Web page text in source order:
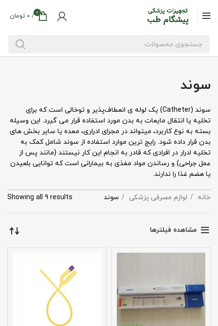
0
/
0 تومان
سوند
سوند (Catheter) یک لوله ی انعطاف‌پذیر و توخالی است که برای
تخلیه یا انتقال مایعات به بدن مورد استفاده قرار می گیرد. این وسیله
بسته به نوع کاربرد، میتواند در مجرای ادراری، معده یا سایر بخش های
بدن قرار داده شود. رایج ترین موارد استفاده از سوند شامل کمک به
تخلیه ادرار در افرادی که قادر به انجام این کار نیستند (مانند پس از
عمل جراحی) و رساندن مواد مغذی به بیمارانی است که توانایی بلعیدن
یا هضم غذا را ندارند.
خانه لوازم مصرفی پزشکی سوند Showing all 9 results
مشاهده فیلترها